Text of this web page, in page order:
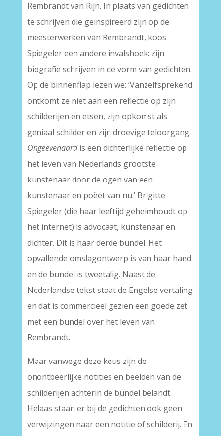
Rembrandt van Rijn. In plaats van gedichten
te schrijven die geïnspireerd zijn op de
meesterwerken van Rembrandt, koos
Spiegeler een andere invalshoek: zijn
biografie schrijven in de vorm van gedichten.
Op de binnenflap lezen we: ‘Vanzelfsprekend
ontkomt ze niet aan een reflectie op zijn
schilderijen en etsen, zijn opkomst als
geniaal schilder en zijn droevige teloorgang.
Ongeëvenaardis een dichterlijke reflectie op
het leven van Nederlands grootste
kunstenaar door de ogen van een
kunstenaar en poëet van nu.’ Brigitte
Spiegeler (die haar leeftijd geheimhoudt op
het internet) is advocaat, kunstenaar en
dichter. Dit is haar derde bundel. Het
opvallende omslagontwerp is van haar hand
en de bundel is tweetalig. Naast de
Nederlandse tekst staat de Engelse vertaling
en dat is commercieel gezien een goede zet
met een bundel over het leven van
Rembrandt.
Maar vanwege deze keus zijn de
onontbeerlijke notities en beelden van de
schilderijen achterin de bundel belandt.
Helaas staan er bij de gedichten ook geen
verwijzingen naar een notitie of schilderij. En